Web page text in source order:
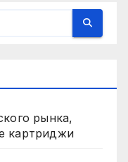
рынка,
картриджи